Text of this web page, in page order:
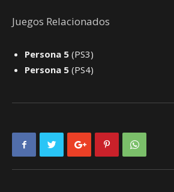
Juegos Relacionados
Persona 5 (PS3)
Persona 5 (PS4)